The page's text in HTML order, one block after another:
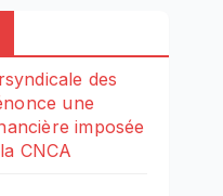
des
une
imposée
CNCA